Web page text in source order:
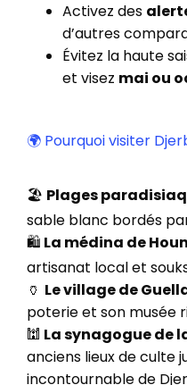
Activez des
d’autres
Évitez la haute
et visez mai ou
🌍 Pourquoi visiter
🏖️ Plages
sable blanc bordés
🛍️ La médina de
artisanat local et
🏺 Le village de
poterie et son musée
🕍 La synagogue de
anciens lieux de culte
incontournable de